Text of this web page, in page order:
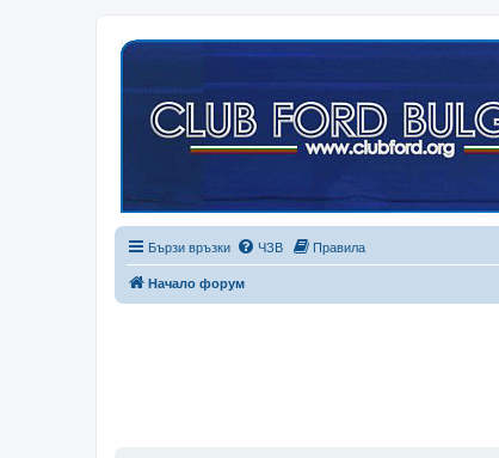
Бързи връзки ЧЗВ Правила
Начало форум